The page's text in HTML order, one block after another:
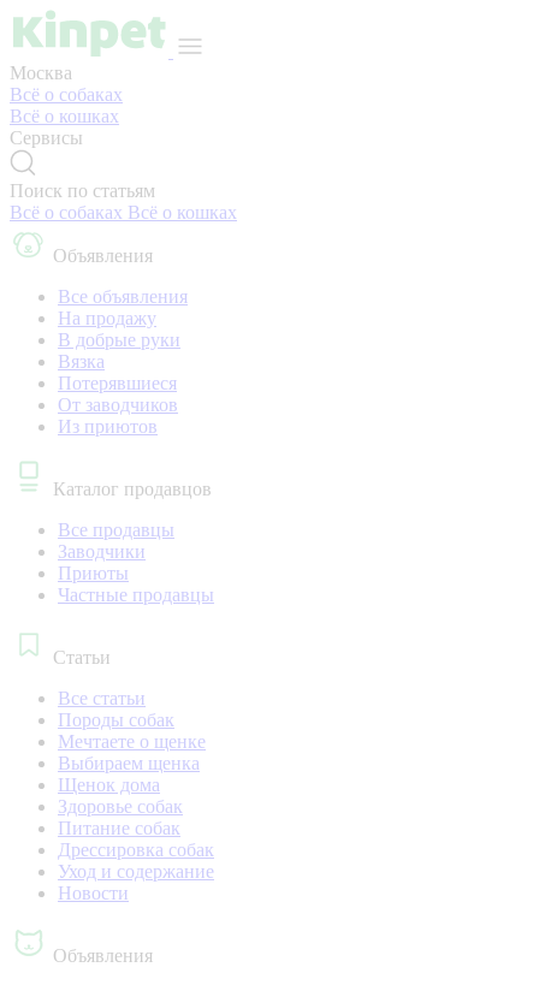
Москва
Всё о собаках
Всё о кошках
Сервисы
Поиск по статьям
Всё о собаках Всё о кошках
Объявления
Все объявления
На продажу
В добрые руки
Вязка
Потерявшиеся
От заводчиков
Из приютов
Каталог продавцов
Все продавцы
Заводчики
Приюты
Частные продавцы
Статьи
Все статьи
Породы собак
Мечтаете о щенке
Выбираем щенка
Щенок дома
Здоровье собак
Питание собак
Дрессировка собак
Уход и содержание
Новости
Объявления